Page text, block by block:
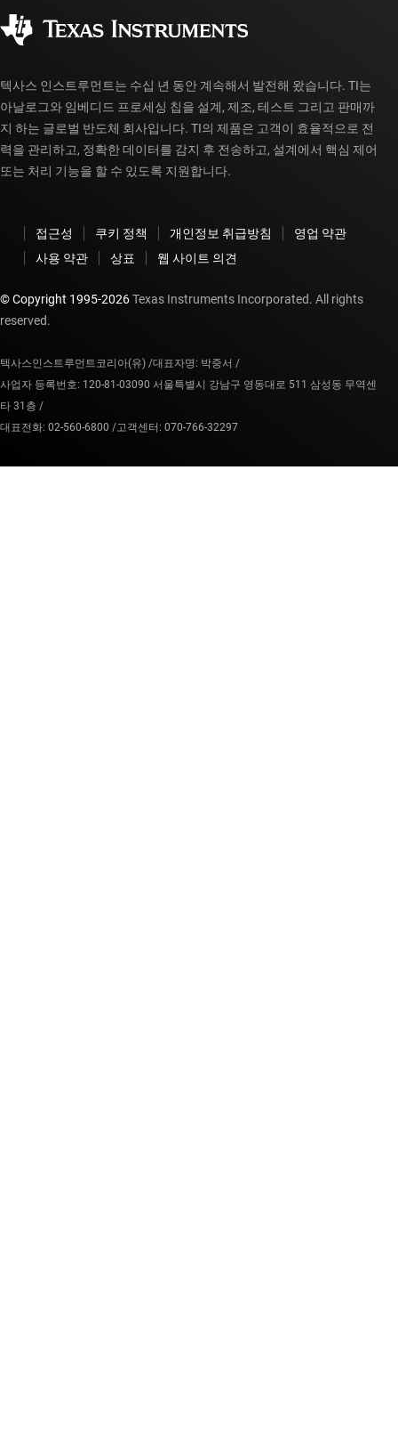
myTI 계정 FAQ
텍사스 인스트루먼트는 수십 년 동안 계속해서 발전해 왔습니다. TI는
아날로그와 임베디드 프로세싱 칩을 설계, 제조, 테스트 그리고 판매까
지 하는 글로벌 반도체 회사입니다. TI의 제품은 고객이 효율적으로 전
력을 관리하고, 정확한 데이터를 감지 후 전송하고, 설계에서 핵심 제어
또는 처리 기능을 할 수 있도록 지원합니다.
접근성 쿠키 정책 개인정보 취급방침
영업 약관
사용 약관
상표 웹 사이트 의견
© Copyright 1995-2026Texas Instruments Incorporated. All rights
reserved.
텍사스인스트루먼트코리아(유) /대표자명: 박중서 /
사업자 등록번호: 120-81-03090 서울특별시 강남구 영동대로 511 삼성동 무역센
타 31층 /
대표전화: 02-560-6800 /고객센터: 070-766-32297